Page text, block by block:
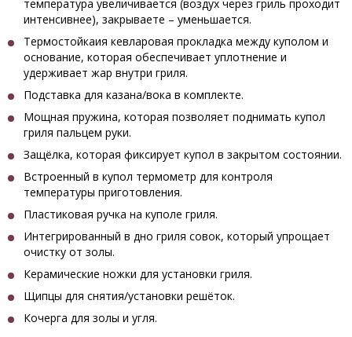
температура увеличивается (воздух через гриль проходит
интенсивнее), закрываете – уменьшается.
Термостойкаия кевларовая прокладка между куполом и
основание, которая обеспечивает уплотнение и
удерживает жар внутри гриля.
Подставка для казана/вока в комплекте.
Мощная пружина, которая позволяет поднимать купол
гриля пальцем руки.
Защёлка, которая фиксирует купол в закрытом состоянии.
Встроенный в купол термометр для контроля
температуры приготовления.
Пластиковая ручка на куполе гриля.
Интегрированный в дно гриля совок, который упрощает
очистку от золы.
Керамические ножки для установки гриля.
Щипцы для снятия/установки решёток.
Кочерга для золы и угля.